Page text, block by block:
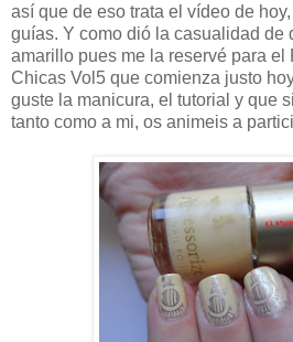
así que de eso trata el vídeo de
guías. Y como dió la casualidad de
amarillo pues me la reservé para
Chicas Vol5 que comienza justo
guste la manicura, el tutorial y que
tanto como a mi, os animeis a